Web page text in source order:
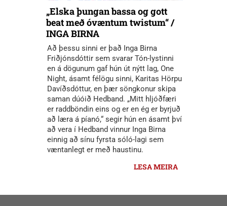
„Elska þungan bassa og gott
beat með óvæntum twistum“ /
INGA BIRNA
Að þessu sinni er það Inga Birna
Friðjónsdóttir sem svarar Tón-lystinni
en á dögunum gaf hún út nýtt lag, One
Night, ásamt félögu sinni, Karitas Hörpu
Davíðsdóttur, en þær söngkonur skipa
saman dúóið Hedband. „Mitt hljóðfæri
er raddböndin eins og er en ég er byrjuð
að læra á píanó,“ segir hún en ásamt því
að vera í Hedband vinnur Inga Birna
einnig að sínu fyrsta sóló-lagi sem
væntanlegt er með haustinu.
LESA MEIRA